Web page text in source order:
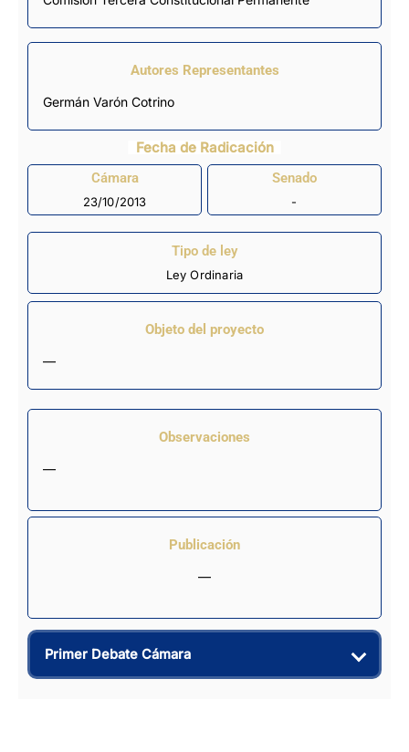
Autores Representantes
Germán Varón Cotrino
Fecha de Radicación
Cámara
23/10/2013
Senado
-
Tipo de ley
Ley Ordinaria
Objeto del proyecto
—
Observaciones
—
Publicación
—
Primer Debate Cámara